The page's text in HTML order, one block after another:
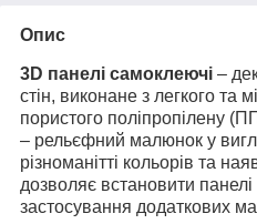
Опис
3D панелі самоклеючі –
стін, виконане з легкого та
пористого поліпропілену
– рельєфний малюнок у
різноманітті кольорів та
дозволяє встановити панелі
застосування додаткових